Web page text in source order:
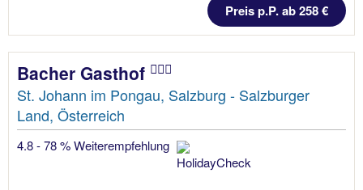
Preis p.P. ab 258 €
Bacher Gasthof
St. Johann im Pongau, Salzburg - Salzburger
Land, Österreich
4.8 - 78 % Weiterempfehlung